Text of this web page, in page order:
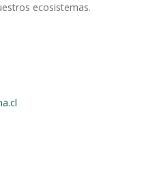
ecosistemas.